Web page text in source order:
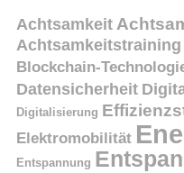
Achtsamkeit
Achtsamkeitstraining
Blockchain-
Datensicherheit
Digitalisierung
Elektromobilität
Entspannung